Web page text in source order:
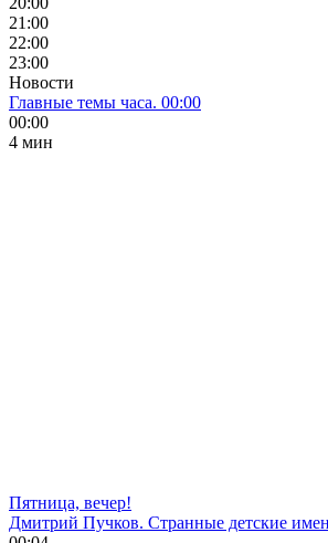
21:00
22:00
23:00
Новости
Главные темы часа. 00:00
00:00
4 мин
Пятница, вечер!
Дмитрий Пучков. Странные детские